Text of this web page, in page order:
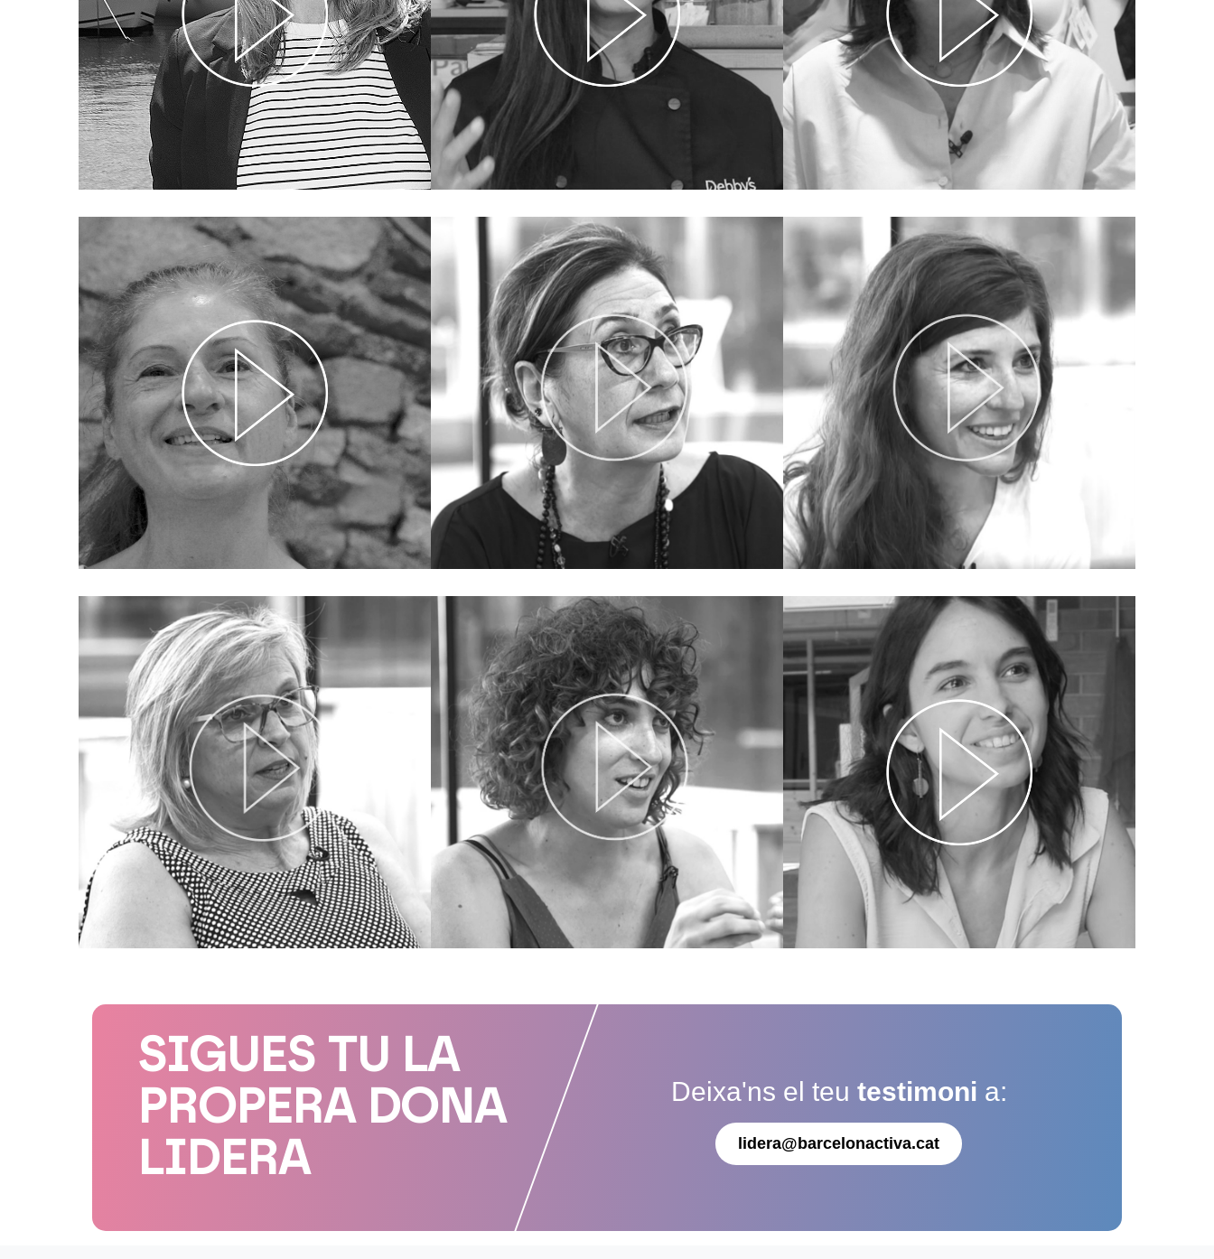
SIGUES TU LA
PROPERA DONA
LIDERA
Deixa'ns el teu testimoni a:
lidera@barcelonactiva.cat